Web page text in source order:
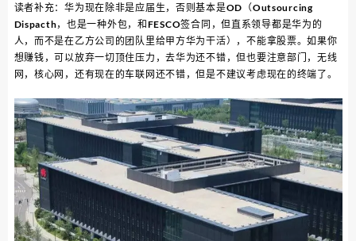
读者补充：华为现在除非是应届生，否则基本是OD（Outsourcing
Dispacth，也是一种外包，和FESCO签合同，但直系领导都是华为的
人，而不是在乙方公司的团队里给甲方华为干活），不能拿股票。如果你
想赚钱，可以放弃一切顶住压力，去华为还不错，但也要注意部门，无线
网，核心网，还有现在的车联网还不错，但是不建议考虑现在的终端了。